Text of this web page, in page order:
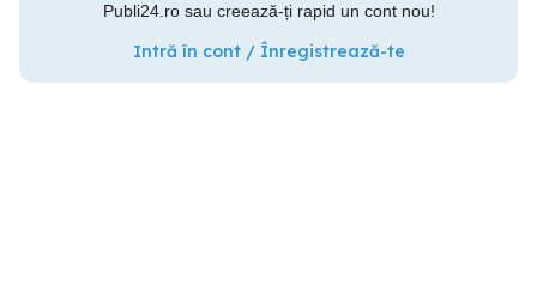
Publi24.ro sau creează-ți rapid un cont nou!
Intră în cont / Înregistrează-te